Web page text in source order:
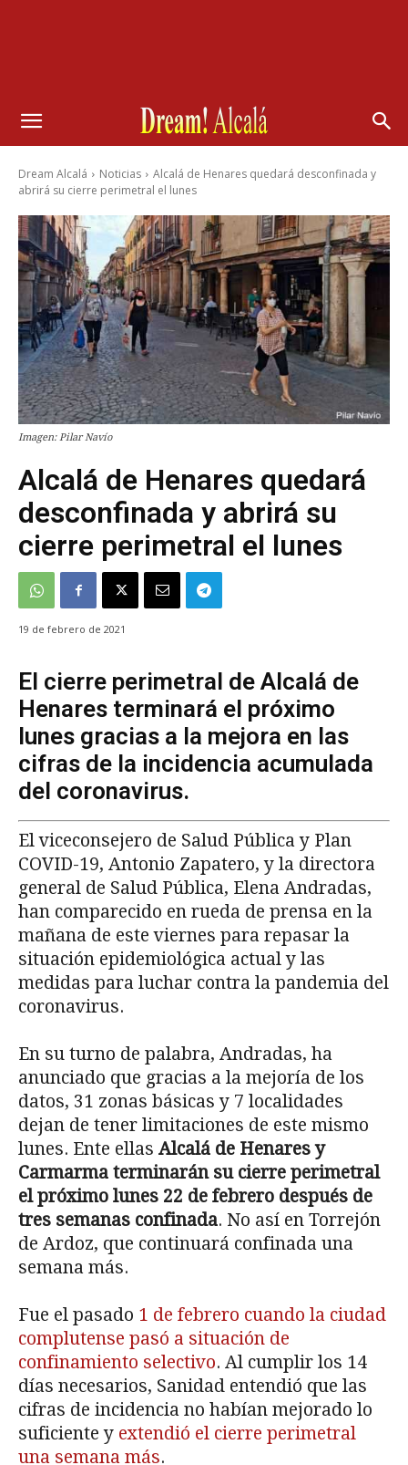
Dream Alcalá Noticias
Alcalá de Henares quedará desconfinada y
abrirá su cierre perimetral el lunes
Imagen: Pilar Navío
Alcalá de Henares quedará
desconfinada y abrirá su
cierre perimetral el lunes
19 de febrero de 2021
El cierre perimetral de Alcalá de
Henares terminará el próximo
lunes gracias a la mejora en las
cifras de la incidencia acumulada
del coronavirus.
El viceconsejero de Salud Pública y Plan
COVID-19, Antonio Zapatero, y la directora
general de Salud Pública, Elena Andradas,
han comparecido en rueda de prensa en la
mañana de este viernes para repasar la
situación epidemiológica actual y las
medidas para luchar contra la pandemia del
coronavirus.
En su turno de palabra, Andradas, ha
anunciado que gracias a la mejoría de los
datos, 31 zonas básicas y 7 localidades
dejan de tener limitaciones de este mismo
lunes. Ente ellas Alcalá de Henares y
Carmarma terminarán su cierre perimetral
el próximo lunes 22 de febrero después de
tres semanas confinada. No así en Torrejón
de Ardoz, que continuará confinada una
semana más.
Fue el pasado 1 de febrero cuando la ciudad
complutense pasó a situación de
confinamiento selectivo. Al cumplir los 14
días necesarios, Sanidad entendió que las
cifras de incidencia no habían mejorado lo
suficiente y extendió el cierre perimetral
una semana más.